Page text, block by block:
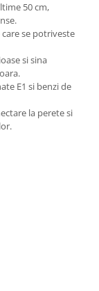
50 cm,
se potriveste
si sina
E1 si benzi de
la perete si